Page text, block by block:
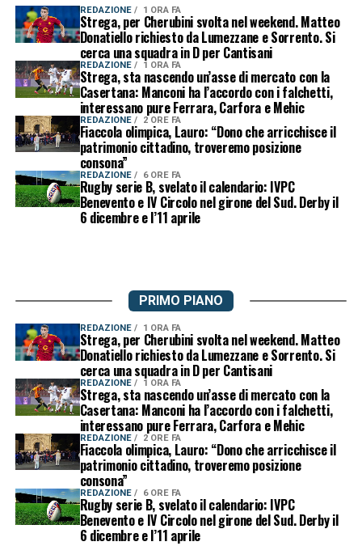
REDAZIONE 1 ORA FA
Strega, per Cherubini svolta nel weekend. Matteo
Donatiello richiesto da Lumezzane e Sorrento. Si
cerca una squadra in D per Cantisani
REDAZIONE 1 ORA FA
Strega, sta nascendo un’asse di mercato con la
Casertana: Manconi ha l’accordo con i falchetti,
interessano pure Ferrara, Carfora e Mehic
REDAZIONE 2 ORE FA
Fiaccola olimpica, Lauro: “Dono che arricchisce il
patrimonio cittadino, troveremo posizione
consona”
REDAZIONE 6 ORE FA
Rugby serie B, svelato il calendario: IVPC
Benevento e IV Circolo nel girone del Sud. Derby il
6 dicembre e l’11 aprile
PRIMO PIANO
REDAZIONE 1 ORA FA
Strega, per Cherubini svolta nel weekend. Matteo
Donatiello richiesto da Lumezzane e Sorrento. Si
cerca una squadra in D per Cantisani
REDAZIONE 1 ORA FA
Strega, sta nascendo un’asse di mercato con la
Casertana: Manconi ha l’accordo con i falchetti,
interessano pure Ferrara, Carfora e Mehic
REDAZIONE 2 ORE FA
Fiaccola olimpica, Lauro: “Dono che arricchisce il
patrimonio cittadino, troveremo posizione
consona”
REDAZIONE 6 ORE FA
Rugby serie B, svelato il calendario: IVPC
Benevento e IV Circolo nel girone del Sud. Derby il
6 dicembre e l’11 aprile